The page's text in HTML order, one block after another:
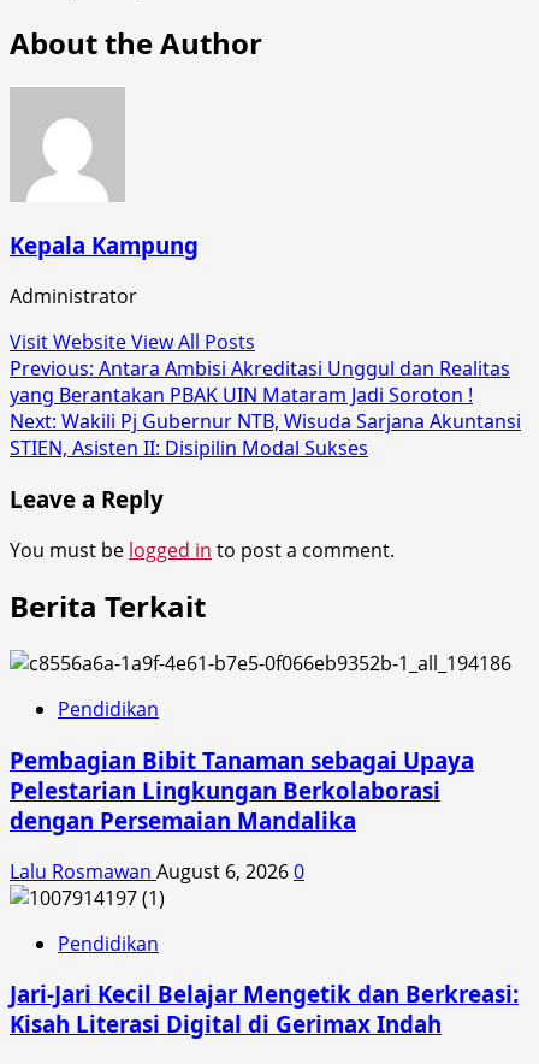
About the Author
Kepala Kampung
Administrator
Visit WebsiteView All Posts
Post
navigation
Previous: Antara Ambisi Akreditasi Unggul dan Realitas
yang Berantakan PBAK UIN Mataram Jadi Soroton !
Next: Wakili Pj Gubernur NTB, Wisuda Sarjana Akuntansi
STIEN, Asisten II: Disipilin Modal Sukses
Leave a Reply
You must be logged in to post a comment.
Berita Terkait
Pendidikan
Pembagian Bibit Tanaman sebagai Upaya
Pelestarian Lingkungan Berkolaborasi
dengan Persemaian Mandalika
Lalu Rosmawan August 6, 20260
Pendidikan
Jari-Jari Kecil Belajar Mengetik dan Berkreasi:
Kisah Literasi Digital di Gerimax Indah